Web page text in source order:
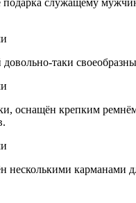
служащему
таки
оснащён крепким
карманами